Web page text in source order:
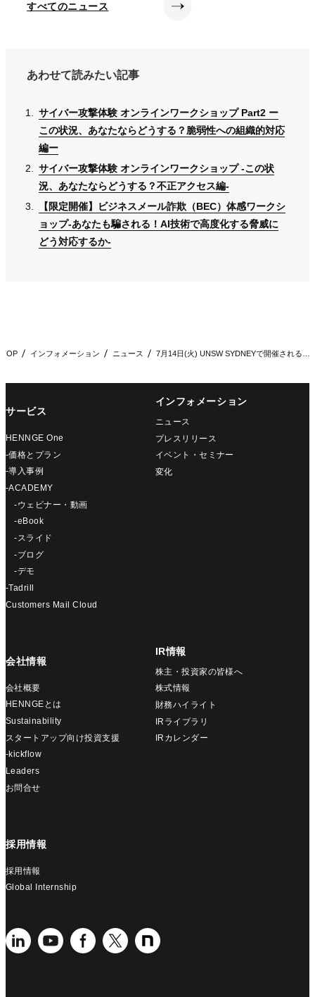
すべてのニュース
あわせて読みたい記事
サイバー攻撃体験 オンラインワークショップ Part2 ー
この状況、あなたならどうする？脆弱性への組織的対応
編ー
サイバー攻撃体験 オンラインワークショップ Part2 ー
この状況、あなたならどうする？脆弱性への組織的対応
編ー
サイバー攻撃体験 オンラインワークショップ Part2 ー
この状況、あなたならどうする？脆弱性への組織的対応
編ー
サイバー攻撃体験 オンラインワークショップ -この状
況、あなたならどうする？不正アクセス編-
サイバー攻撃体験 オンラインワークショップ -この状
況、あなたならどうする？不正アクセス編-
サイバー攻撃体験 オンラインワークショップ -この状
況、あなたならどうする？不正アクセス編-
【限定開催】ビジネスメール詐欺（BEC）体感ワークシ
ョップ-あなたも騙される！AI技術で高度化する脅威に
どう対応するか-
【限定開催】ビジネスメール詐欺（BEC）体感ワークシ
ョップ-あなたも騙される！AI技術で高度化する脅威に
どう対応するか-
【限定開催】ビジネスメール詐欺（BEC）体感ワークシ
ョップ-あなたも騙される！AI技術で高度化する脅威に
どう対応するか-
TOP インフォメーション ニュース
サービス
HENNGE One
-価格とプラン
-導入事例
-ACADEMY
-ウェビナー・動画
-eBook
-スライド
-ブログ
-デモ
-Tadrill
Customers Mail Cloud
インフォメーション
ニュース
プレスリリース
イベント・セミナー
変化
会社情報
会社概要
HENNGEとは
Sustainability
スタートアップ向け投資支援
-kickflow
Leaders
お問合せ
IR情報
株主・投資家の皆様へ
株式情報
財務ハイライト
IRライブラリ
IRカレンダー
採用情報
採用情報
Global Internship